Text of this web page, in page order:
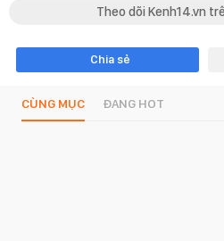
Theo dõi Kenh14.vn
Chia sẻ
CÙNG MỤC ĐANG HOT